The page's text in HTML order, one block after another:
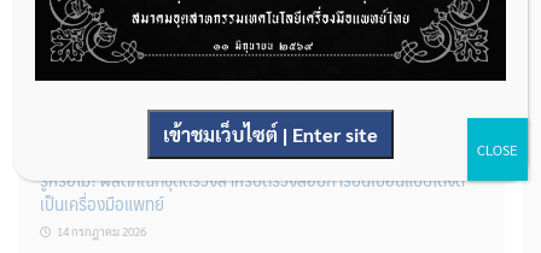
การโฆษณาเครื่องมือแพทย์แบบใดที่ได้รับการยกเว้นไม่ต้องขออนุญาต
14 กรกฎาคม 2026
รู้หรือไม่? ผลิตภัณฑ์ชุดตรวจสําหรับตรวจสอบการปนเปื้อนแบบใดจัด
เป็นเครื่องมือแพทย์
14 กรกฎาคม 2026
เข้าชมเว็บไซต์ | Enter site
CLOSE